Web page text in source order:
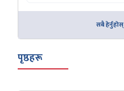
सबै हेर्नुहोस्
पृष्ठहरू